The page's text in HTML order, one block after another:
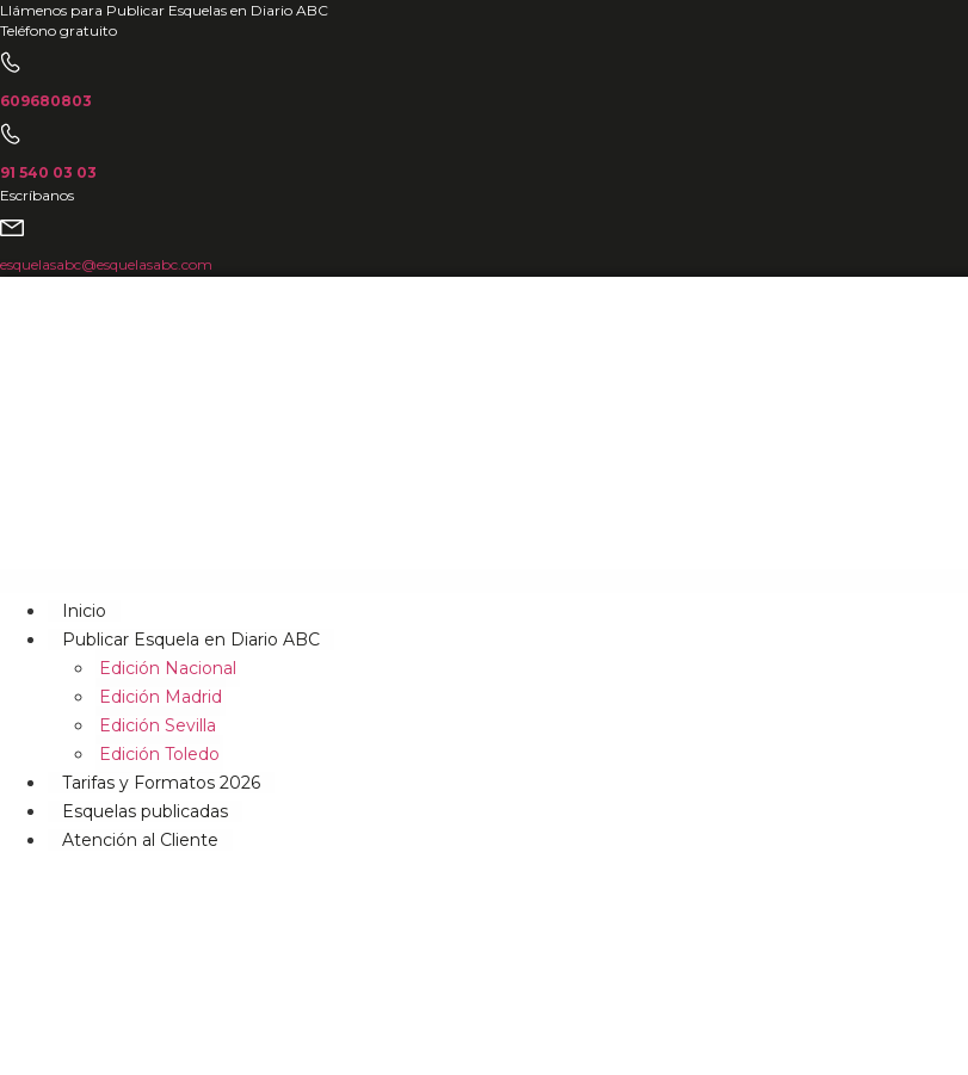
Ir
al
contenido
Llámenos para Publicar Esquelas en Diario ABC
Teléfono gratuito
609680803
91 540 03 03
Escríbanos
esquelasabc@esquelasabc.com
Inicio
Publicar Esquela en Diario ABC
Edición Nacional
Edición Madrid
Edición Sevilla
Edición Toledo
Tarifas y Formatos 2026
Esquelas publicadas
Atención al Cliente